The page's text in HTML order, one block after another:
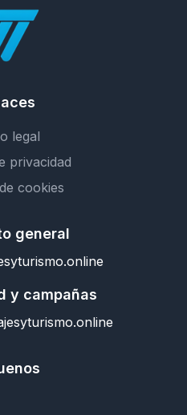
legal
privacidad
cookies
general
y campañas